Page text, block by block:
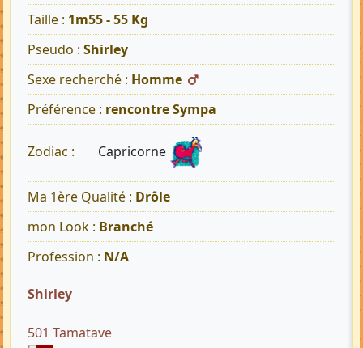
Taille : 1m55 - 55 Kg
Pseudo : Shirley
Sexe recherché : Homme
Préférence : rencontre Sympa
Zodiac : Capricorne
Ma 1ère Qualité : Drôle
mon Look : Branché
Profession : N/A
Shirley
501 Tamatave